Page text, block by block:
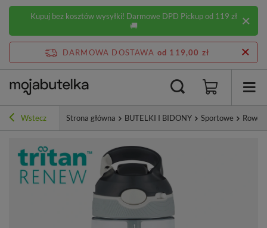
Kupuj bez kosztów wysyłki! Darmowe DPD Pickup od 119 zł
🚚
DARMOWA DOSTAWA od 119,00 zł
Wstecz Strona główna BUTELKI I BIDONY Sportowe